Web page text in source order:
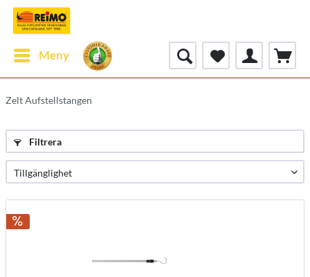
Meny
Zelt Aufstellstangen
Filtrera